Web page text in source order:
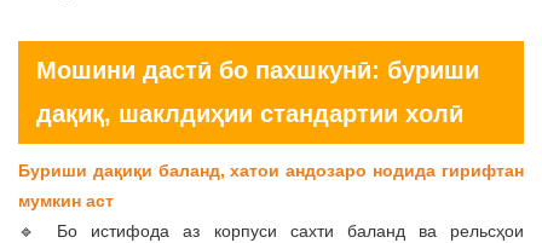
Мошини дастӣ бо пахшкунӣ: буриши
дақиқ, шаклдиҳии стандартии холӣ
Буриши дақиқи баланд, хатои андозаро нодида гирифтан
мумкин аст
🔹 Бо истифода аз корпуси сахти баланд ва рельсҳои